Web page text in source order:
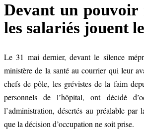
Devant un pouvoir
les salariés jouent
Le 31 mai dernier, devant le silence
ministère de la santé au courrier qui leur
chefs de pôle, les grévistes de la faim
personnels de l’hôpital, ont décidé
l’administration, désertés au préalable par
que la décision d’occupation ne soit prise.